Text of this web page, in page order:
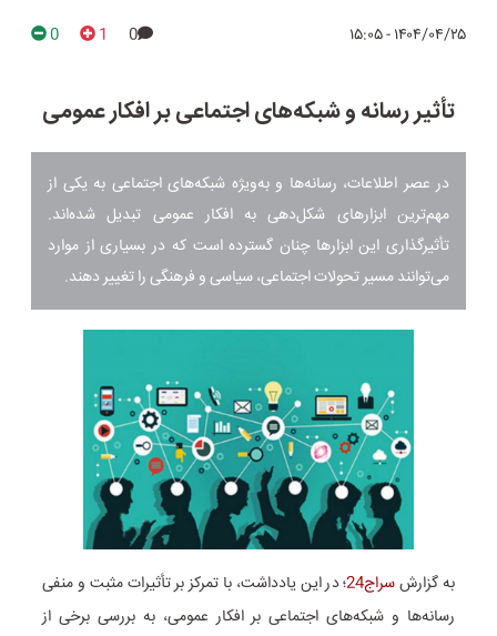
۱۴۰۴/۰۴/۲۵ - ۱۵:۰۵ 0
1
0
تأثیر رسانه و شبکه‌های اجتماعی بر افکار عمومی
در عصر اطلاعات، رسانه‌ها و به‌ویژه شبکه‌های اجتماعی به یکی از
مهم‌ترین ابزارهای شکل‌دهی به افکار عمومی تبدیل شده‌اند.
تأثیرگذاری این ابزارها چنان گسترده است که در بسیاری از موارد
می‌توانند مسیر تحولات اجتماعی، سیاسی و فرهنگی را تغییر دهند.
به گزارشسراج24
؛ در این یادداشت، با تمرکز بر تأثیرات مثبت و منفی
رسانه‌ها و شبکه‌های اجتماعی بر افکار عمومی، به بررسی برخی از